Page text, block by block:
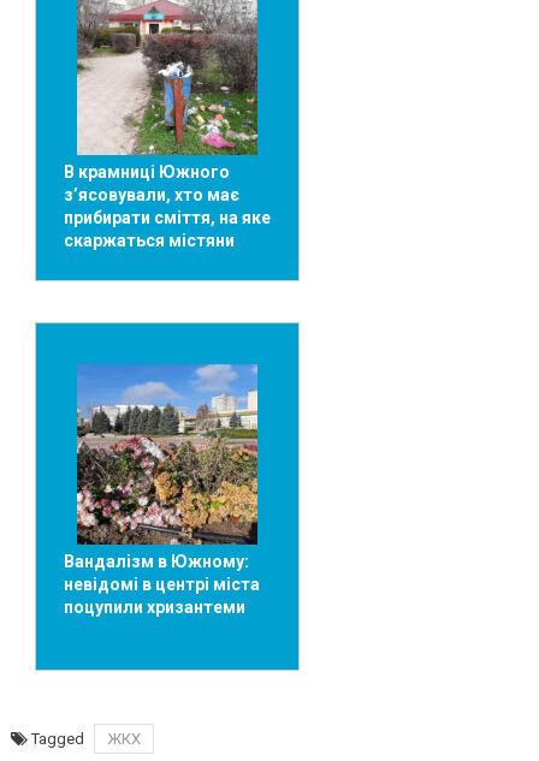
В крамниці Южного
з’ясовували, хто має
прибирати сміття, на яке
скаржаться містяни
Вандалізм в Южному:
невідомі в центрі міста
поцупили хризантеми
Tagged ЖКХ